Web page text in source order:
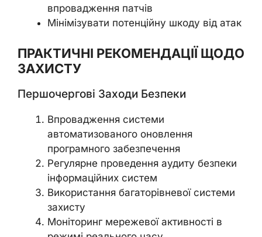
впровадження патчів
Мінімізувати потенційну шкоду від атак
ПРАКТИЧНІ РЕКОМЕНДАЦІЇ ЩОДО
ЗАХИСТУ
Першочергові Заходи Безпеки
Впровадження системи
автоматизованого оновлення
програмного забезпечення
Регулярне проведення аудиту безпеки
інформаційних систем
Використання багаторівневої системи
захисту
Моніторинг мережевої активності в